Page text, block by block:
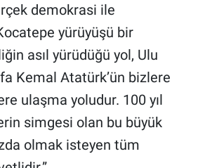
demokrasi ile
yürüyüşü bir
asıl yürüdüğü yol, Ulu
Kemal Atatürk’ün bizlere
ulaşma yoludur. 100 yıl
simgesi olan bu büyük
olmak isteyen tüm